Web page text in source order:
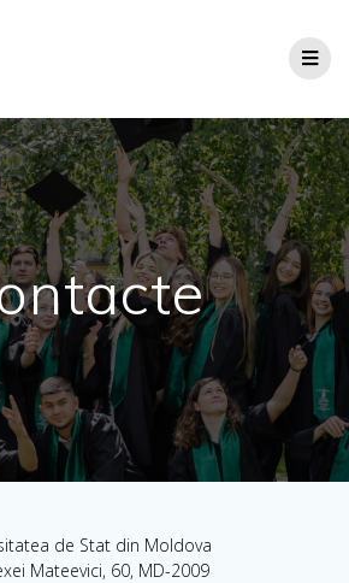
de Stat din Moldova
Mateevici, 60, MD-2009